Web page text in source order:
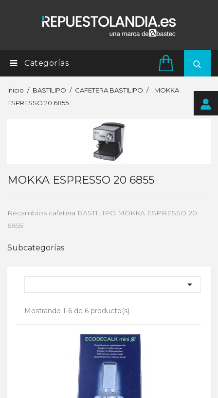
Categorías
Inicio BASTILIPO CAFETERA BASTILIPO
MOKKA
ESPRESSO 20 6855
MOKKA ESPRESSO 20 6855
Recambios cafetera BASTILIPO MOKKA ESPRESSO 20
6855
Subcategorías

Mostrando 1-6 de 6 producto(s)